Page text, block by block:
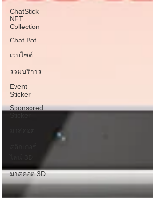
ChatStick
NFT
Collection
Chat Bot
เวบไซต์
รวมบริการ
Event
Sticker
Sponsored
Sticker
มาสคอต 3D